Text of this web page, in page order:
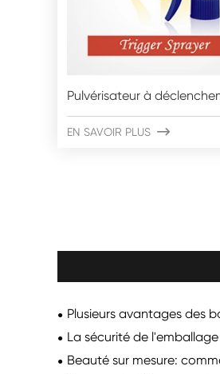
Pulvérisateur à
EN SAVOIR PLUS 
Plusieurs avantages des
La sécurité de
Beauté sur mesure: